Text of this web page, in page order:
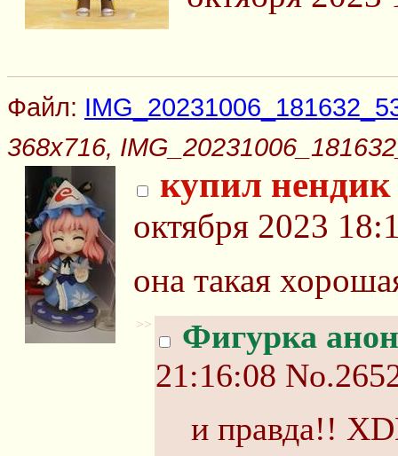
Файл:
368x716,
купил
октября 2023
она такая
>>
Фигурка
21:16:08
и правда!!